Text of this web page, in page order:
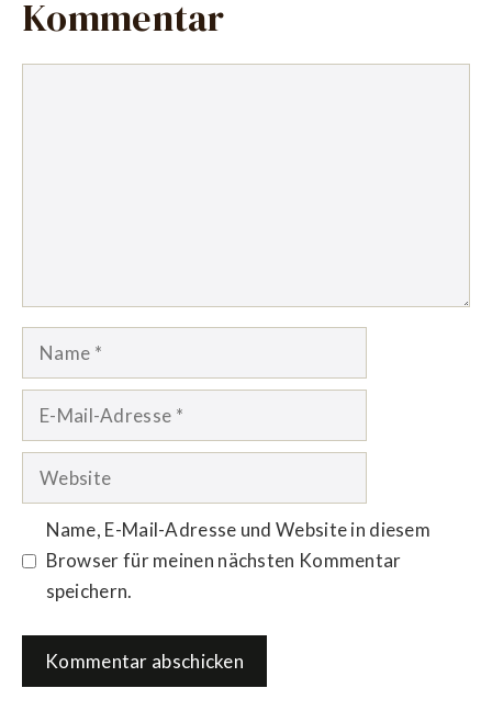
Kommentar
Name
Website
Name, E-Mail-Adresse und Website in diesem
Browser für meinen nächsten Kommentar
speichern.